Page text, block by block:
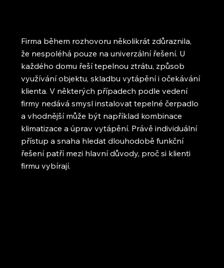
Firma během rozhovoru několikrát zdůraznila,
že nespoléhá pouze na univerzální řešení. U
každého domu řeší tepelnou ztrátu, způsob
využívání objektu, skladbu vytápění i očekávání
klienta. V některých případech podle vedení
firmy nedává smysl instalovat tepelné čerpadlo
a vhodnější může být například kombinace
klimatizace a úprav vytápění. Právě individuální
přístup a snaha hledat dlouhodobě funkční
řešení patří mezi hlavní důvody, proč si klienti
firmu vybírají.